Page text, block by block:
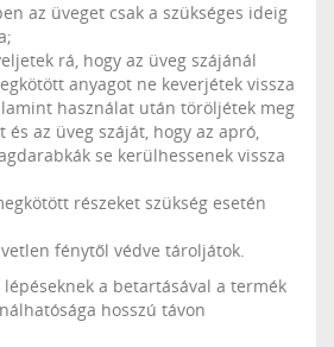
az üveget csak a szükséges ideig
rá, hogy az üveg szájánál
anyagot ne keverjétek vissza
használat után töröljétek meg
és az üveg száját, hogy az apró,
se kerülhessenek vissza
részeket szükség esetén
fénytől védve tároljátok.
lépéseknek a betartásával a termék
hosszú távon